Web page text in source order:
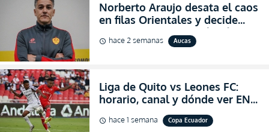
Norberto Araujo desata el caos
en filas Orientales y decide
abandonar la dirección técnica
de Aucas
schedule hace 2 semanas Aucas
Liga de Quito vs Leones FC:
horario, canal y dónde ver EN
VIVO los octavos de final de la
Copa Ecuador 2026
schedule hace 1 semana Copa Ecuador